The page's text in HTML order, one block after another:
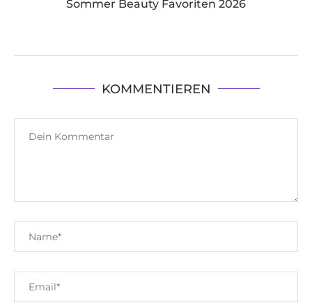
Sommer Beauty Favoriten 2026
KOMMENTIEREN